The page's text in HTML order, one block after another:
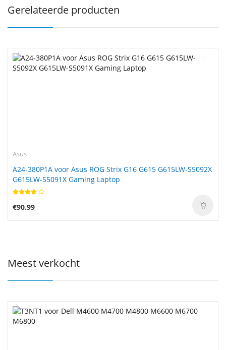
Gerelateerde producten
Asus
A24-380P1A voor Asus ROG Strix G16 G615 G615LW-S5092X
G615LW-S5091X Gaming Laptop
€90.99
Meest verkocht